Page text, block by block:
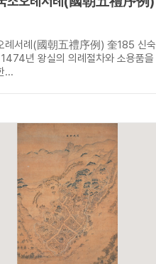
례서례(國朝五禮序例) 奎185 신숙
년 왕실의 의례절차와 소용품을
...